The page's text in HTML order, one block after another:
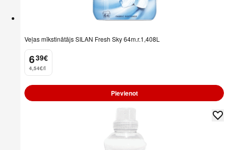
Veļas mīkstinātājs SILAN Fresh Sky 64m.r.1,408L
6
. 39€
4,54€/l
Pievienot